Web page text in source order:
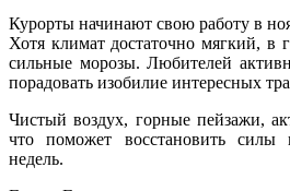
Курорты начинают свою работу в
Хотя климат достаточно мягкий, в
сильные морозы. Любителей
порадовать изобилие интересных
Чистый воздух, горные пейзажи,
что поможет восстановить силы
недель.